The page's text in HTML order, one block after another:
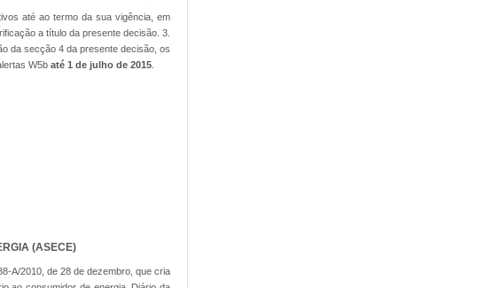
até ao termo da sua vigência, em
a título da presente decisão. 3.
da secção 4 da presente decisão, os
W5b até 1 de julho de 2015
(ASECE)
A/2010, de 28 de dezembro, que cria